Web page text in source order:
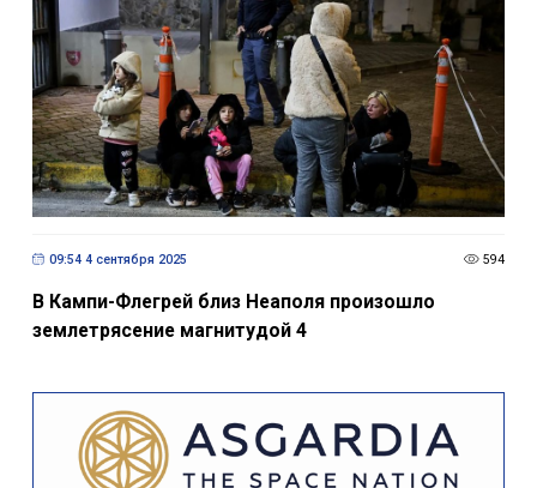
09:54 4 сентября 2025 594
В Кампи-Флегрей близ Неаполя произошло
землетрясение магнитудой 4